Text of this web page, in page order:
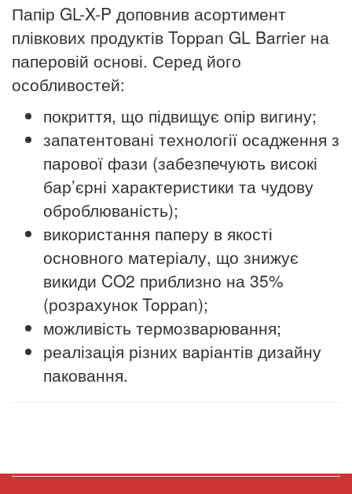
Папір GL-X-P доповнив асортимент
плівкових продуктів Toppan GL Barrier на
паперовій основі. Серед його
особливостей:
покриття, що підвищує опір вигину;
запатентовані технології осадження з
парової фази (забезпечують високі
бар’єрні характеристики та чудову
оброблюваність);
використання паперу в якості
основного матеріалу, що знижує
викиди CO2 приблизно на 35%
(розрахунок Toppan);
можливість термозварювання;
реалізація різних варіантів дизайну
паковання.